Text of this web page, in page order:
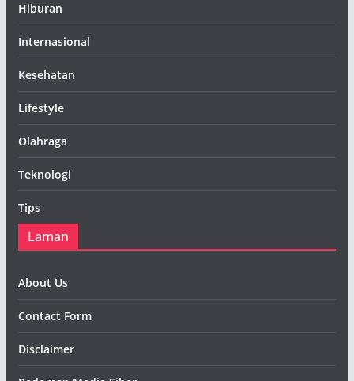
Hiburan
Internasional
Kesehatan
Lifestyle
Olahraga
Teknologi
Tips
Laman
About Us
Contact Form
Disclaimer